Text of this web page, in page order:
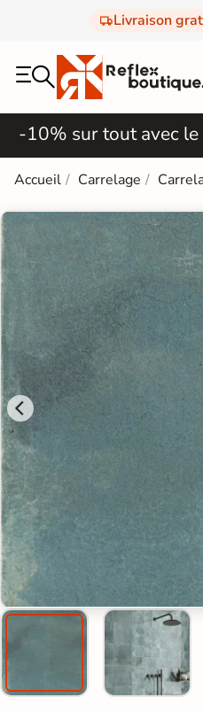
Livraison
-10% sur tout avec le
Accueil Carrelage